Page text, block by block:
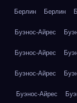
Берлин Берлин
Буэнос-Айрес
Буэнос-Айрес
Буэнос-Айрес
Буэнос-Айрес